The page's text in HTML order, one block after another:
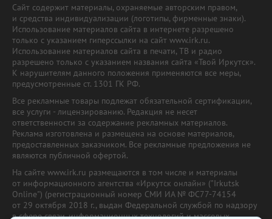
Сайт содержит материалы, охраняемые авторским правом,
и средства индивидуализации (логотипы, фирменные знаки).
Использование материалов сайта в интернете разрешено
только с указанием гиперссылки на сайт www.irk.ru.
Использование материалов сайта в печати, ТВ и радио
разрешено только с указанием названия сайта «Твой Иркутск».
К нарушителям данного положения применяются все меры,
предусмотренные ст. 1301 ГК РФ.
Все рекламные товары подлежат обязательной сертификации,
все услуги - лицензированию. Редакция не несет
ответственности за содержание рекламных материалов.
Реклама изготовлена и размещена на основе материалов,
предоставленных заказчиком. Все рекламные предложения не
являются публичной офертой.
На сайте www.irk.ru размещаются в том числе и материалы
от информационного агентства «Иркутск онлайн» ("Irkutsk
Online") (регистрационный номер СМИ ИА № ФС77-74154
от 29 октября 2018 г., выдан Федеральной службой по надзору
в сфере связи, информационных технологий и массовых